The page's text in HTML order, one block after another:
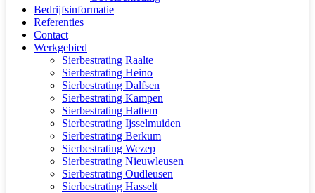
Bedrijfsinformatie
Referenties
Contact
Werkgebied
Sierbestrating Raalte
Sierbestrating Heino
Sierbestrating Dalfsen
Sierbestrating Kampen
Sierbestrating Hattem
Sierbestrating Ijsselmuiden
Sierbestrating Berkum
Sierbestrating Wezep
Sierbestrating Nieuwleusen
Sierbestrating Oudleusen
Sierbestrating Hasselt